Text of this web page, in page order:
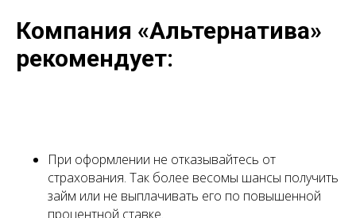
Компания «Альтернатива»
рекомендует:
При оформлении не отказывайтесь от
страхования. Так более весомы шансы получить
займ или не выплачивать его по повышенной
процентной ставке.